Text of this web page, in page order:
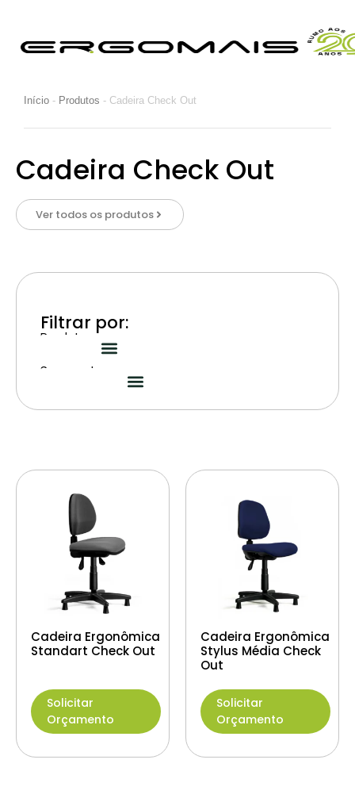
Início - Produtos - Cadeira Check Out
Cadeira Check Out
Ver todos os produtos
Filtrar por:
Produtos
Segmentos
Cadeira Ergonômica
Standart Check Out
Solicitar
Orçamento
Cadeira Ergonômica
Stylus Média Check
Out
Solicitar
Orçamento